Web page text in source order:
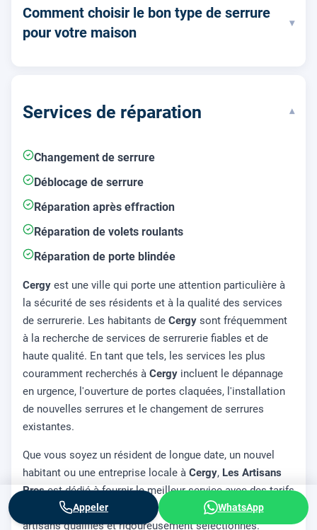
Comment choisir le bon type de serrure
pour votre maison
▾
Services de réparation ▾
Changement de serrure
Déblocage de serrure
Réparation après effraction
Réparation de volets roulants
Réparation de porte blindée
Cergy est une ville qui porte une attention particulière à
la sécurité de ses résidents et à la qualité des services
de serrurerie. Les habitants de Cergy sont fréquemment
à la recherche de services de serrurerie fiables et de
haute qualité. En tant que tels, les services les plus
couramment recherchés à Cergy incluent le dépannage
en urgence, l'ouverture de portes claquées, l'installation
de nouvelles serrures et le changement de serrures
existantes.
Que vous soyez un résident de longue date, un nouvel
habitant ou une entreprise locale à Cergy, Les Artisans
Prosest dédié à fournir le meilleur service avec des tarifs
totalement transparents, une intervention rapide et des
artisans qualifiés et rigoureusement sélectionnés.
Appeler WhatsApp